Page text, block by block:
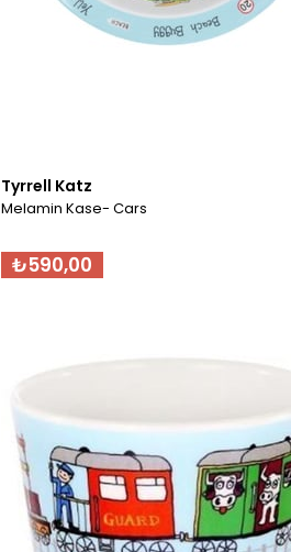
Tyrrell Katz
Melamin Kase- Cars
₺590,00